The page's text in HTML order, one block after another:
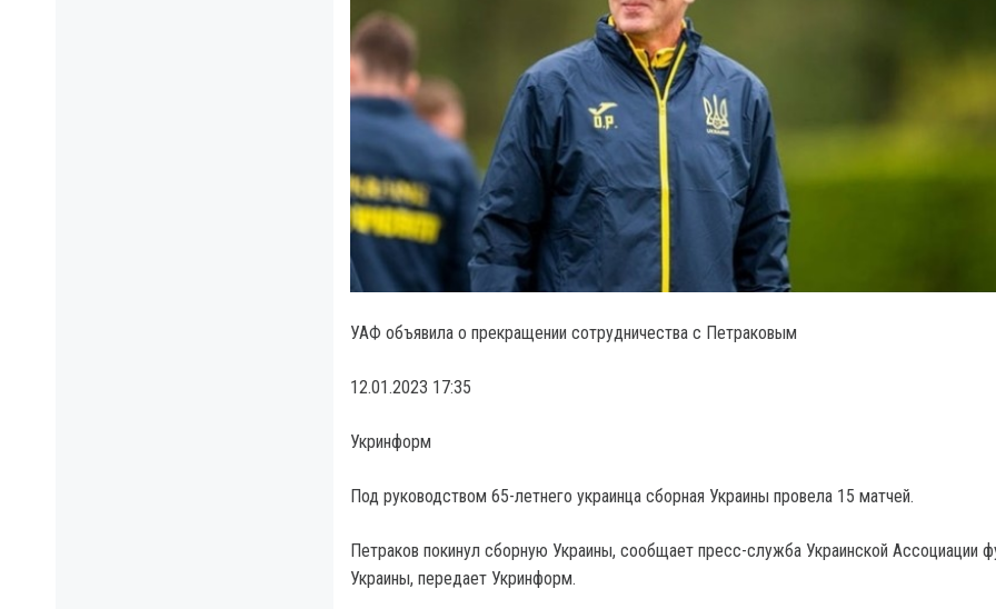
УАФ объявила о прекращении сотрудничества с Петраковым
12.01.2023 17:35
Укринформ
Под руководством 65-летнего украинца сборная Украины провела 15 матчей.
Петраков покинул сборную Украины, сообщает пресс-служба Украинской Ассоциации
Украины, передает Укринформ.